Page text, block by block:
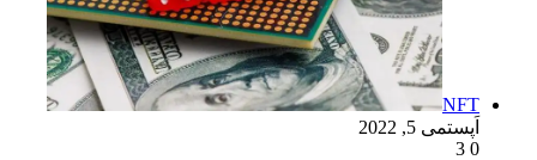
NFT
اَپستمی 5, 2022
0